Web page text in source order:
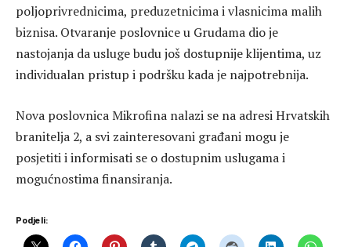
poljoprivrednicima, preduzetnicima i vlasnicima malih
biznisa. Otvaranje poslovnice u Grudama dio je
nastojanja da usluge budu još dostupnije klijentima, uz
individualan pristup i podršku kada je najpotrebnija.
Nova poslovnica Mikrofina nalazi se na adresi Hrvatskih
branitelja 2, a svi zainteresovani građani mogu je
posjetiti i informisati se o dostupnim uslugama i
mogućnostima finansiranja.
Podjeli: